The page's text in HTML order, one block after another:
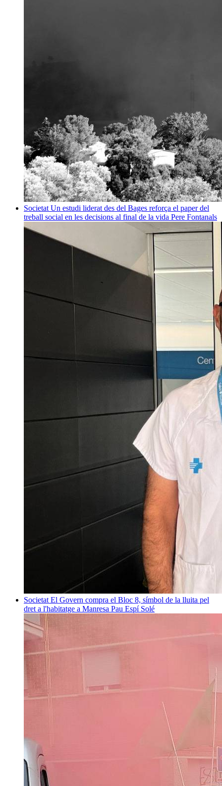
Societat Un estudi liderat des del Bages reforça el paper del
treball social en les decisions al final de la vida Pere Fontanals
Societat El Govern compra el Bloc 8, símbol de la lluita pel
dret a l'habitatge a Manresa Pau Espí Solé